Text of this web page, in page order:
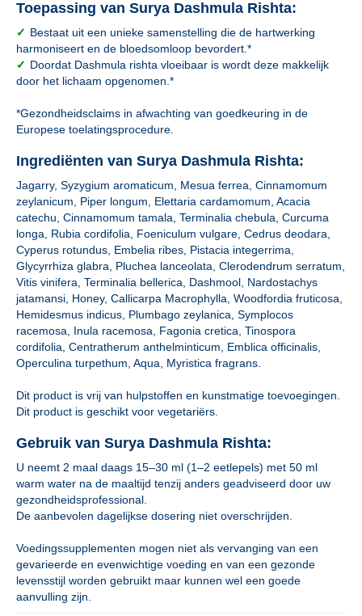
Toepassing van Surya Dashmula Rishta:
✓ Bestaat uit een unieke samenstelling die de hartwerking
harmoniseert en de bloedsomloop bevordert.*
✓ Doordat Dashmula rishta vloeibaar is wordt deze makkelijk
door het lichaam opgenomen.*
*Gezondheidsclaims in afwachting van goedkeuring in de
Europese toelatingsprocedure.
Ingrediënten van Surya Dashmula Rishta:
Jagarry, Syzygium aromaticum, Mesua ferrea, Cinnamomum
zeylanicum, Piper longum, Elettaria cardamomum, Acacia
catechu, Cinnamomum tamala, Terminalia chebula, Curcuma
longa, Rubia cordifolia, Foeniculum vulgare, Cedrus deodara,
Cyperus rotundus, Embelia ribes, Pistacia integerrima,
Glycyrrhiza glabra, Pluchea lanceolata, Clerodendrum serratum,
Vitis vinifera, Terminalia bellerica, Dashmool, Nardostachys
jatamansi, Honey, Callicarpa Macrophylla, Woodfordia fruticosa,
Hemidesmus indicus, Plumbago zeylanica, Symplocos
racemosa, Inula racemosa, Fagonia cretica, Tinospora
cordifolia, Centratherum anthelminticum, Emblica officinalis,
Operculina turpethum, Aqua, Myristica fragrans.
Dit product is vrij van hulpstoffen en kunstmatige toevoegingen.
Dit product is geschikt voor vegetariërs.
Gebruik van Surya Dashmula Rishta:
U neemt 2 maal daags 15–30 ml (1–2 eetlepels) met 50 ml
warm water na de maaltijd tenzij anders geadviseerd door uw
gezondheidsprofessional.
De aanbevolen dagelijkse dosering niet overschrijden.
Voedingssupplementen mogen niet als vervanging van een
gevarieerde en evenwichtige voeding en van een gezonde
levensstijl worden gebruikt maar kunnen wel een goede
aanvulling zijn.